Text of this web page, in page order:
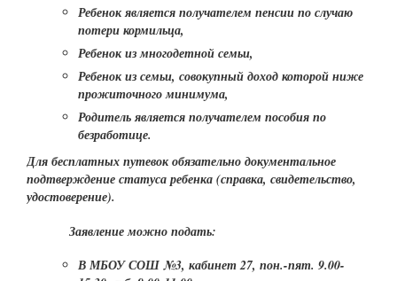
Ребенок является получателем пенсии по случаю
потери кормильца,
Ребенок из многодетной семьи,
Ребенок из семьи, совокупный доход которой ниже
прожиточного минимума,
Родитель является получателем пособия по
безработице.
Для бесплатных путевок обязательно документальное
подтверждение статуса ребенка (справка, свидетельство,
удостоверение).
Заявление можно подать:
В МБОУ СОШ №3, кабинет 27, пон.-пят. 9.00-